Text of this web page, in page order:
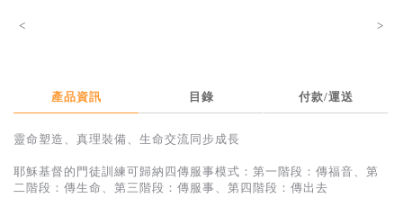
得獎作品推介
英文二手書
< >
產品資訊 目錄 付款/運送
靈命塑造、真理裝備、生命交流同步成長
耶穌基督的門徒訓練可歸納四傳服事模式：第一階段：傳福音、第
二階段：傳生命、第三階段：傳服事、第四階段：傳出去